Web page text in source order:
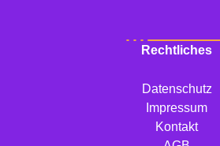
Rechtliches
Datenschutz
Impressum
Kontakt